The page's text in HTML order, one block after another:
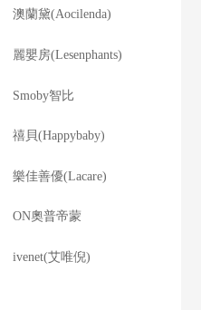
澳蘭黛(Aocilenda)
麗嬰房(Lesenphants)
Smoby智比
禧貝(Happybaby)
樂佳善優(Lacare)
ON奧普帝蒙
ivenet(艾唯倪)